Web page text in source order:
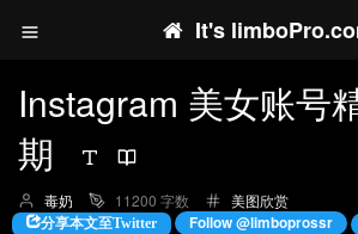
It's
Instagram 美女账号
期
博
主：
毒奶 11200 字数
分
类：
美图欣赏
分享本文至Twitter Follow @limboprossr